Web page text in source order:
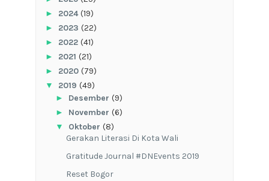
► 2024(19)
► 2023 (22)
► 2022 (41)
► 2021 (21)
► 2020 (79)
▼ 2019 (49)
► Desember (9)
► November (6)
▼ Oktober (8)
Gerakan Literasi Di Kota Wali
Gratitude Journal #DNEvents 2019
Reset Bogor